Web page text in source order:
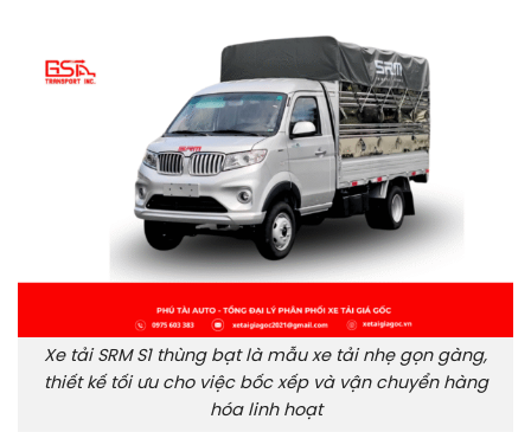
Xe tải SRM S1 thùng bạt là mẫu xe tải nhẹ gọn gàng,
thiết kế tối ưu cho việc bốc xếp và vận chuyển hàng
hóa linh hoạt